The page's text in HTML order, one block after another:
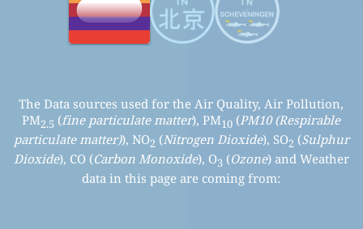
The Data sources used for the Air Quality, Air Pollution,
PM2.5 (fine particulate matter), PM10 (PM10 (Respirable
particulate matter)), NO2 (Nitrogen Dioxide), SO2 (Sulphur
Dioxide), CO (Carbon Monoxide), O3 (Ozone) and Weather
data in this page are coming from: